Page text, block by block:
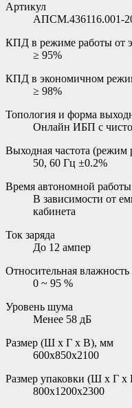
Артикул
АПСМ.436116.001-
КПД в режиме работы от
≥ 95%
КПД в экономичном
≥ 98%
Топология и форма
Онлайн ИБП с
Выходная частота
50, 60 Гц ±0.2%
Время автономной
В зависимости от
кабинета
Ток заряда
До 12 ампер
Относительная
0 ~ 95 %
Уровень шума
Менее 58 дБ
Размер (Ш х Г х В), мм
600x850x2100
Размер упаковки (Ш х Г
800x1200x2300